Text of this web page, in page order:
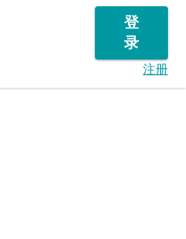
登
录
注册